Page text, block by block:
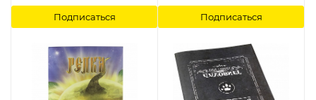
Подписаться Подписаться